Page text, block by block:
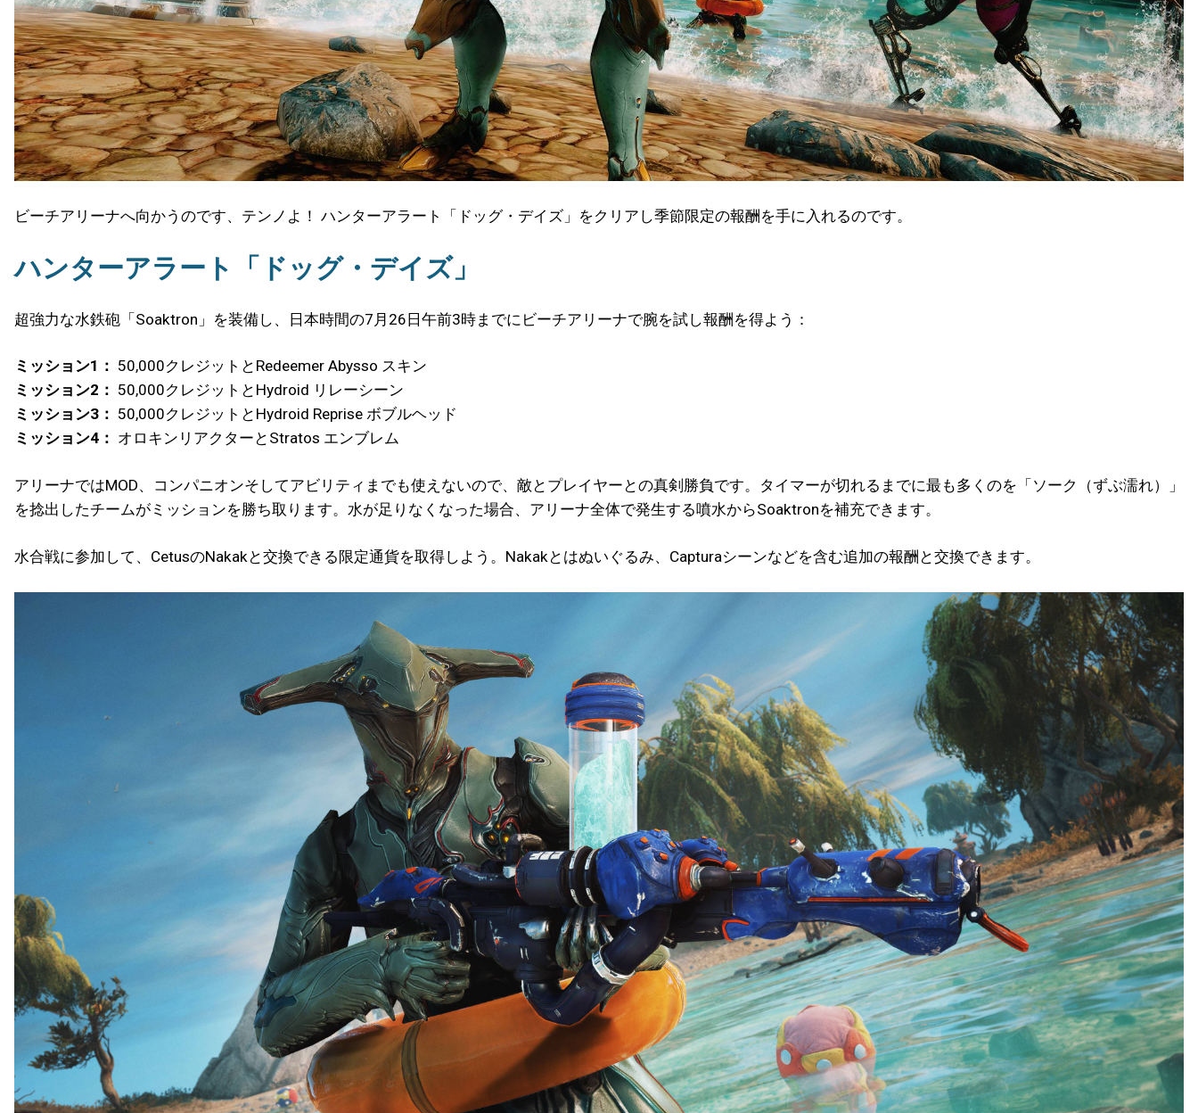
ビーチアリーナへ向かうのです、テンノよ！ ハンターアラート「ドッグ・デイズ」をクリアし季節限定の報酬を手に入れるのです。
ハンターアラート「ドッグ・デイズ」
超強力な水鉄砲「Soaktron」を装備し、日本時間の7月26日午前3時までにビーチアリーナで腕を試し報酬を得よう：
ミッション1： 50,000クレジットとRedeemer Abysso スキン
ミッション2： 50,000クレジットとHydroid リレーシーン
ミッション3： 50,000クレジットとHydroid Reprise ボブルヘッド
ミッション4： オロキンリアクターとStratos エンブレム
アリーナではMOD、コンパニオンそしてアビリティまでも使えないので、敵とプレイヤーとの真剣勝負です。タイマーが切れるまでに最も多くのを「ソーク（ずぶ濡れ）」
を捻出したチームがミッションを勝ち取ります。水が足りなくなった場合、アリーナ全体で発生する噴水からSoaktronを補充できます。
水合戦に参加して、CetusのNakakと交換できる限定通貨を取得しよう。Nakakとはぬいぐるみ、Capturaシーンなどを含む追加の報酬と交換できます。